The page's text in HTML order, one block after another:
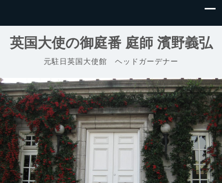
英国大使の御庭番 庭師 濱野義弘
元駐日英国大使館 ヘッドガーデナー